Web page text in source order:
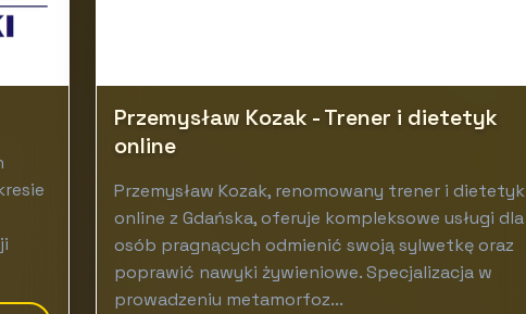
Przemysław Kozak - Trener i dietetyk
online
Przemysław Kozak, renomowany trener i dietetyk
online z Gdańska, oferuje kompleksowe usługi dla
osób pragnących odmienić swoją sylwetkę oraz
poprawić nawyki żywieniowe. Specjalizacja w
prowadzeniu metamorfoz...